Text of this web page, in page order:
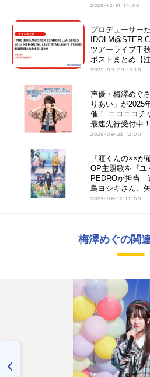
2025-12-31 14:00
プロデューサー
IDOLM@STER
ツアーライブ千
ポストまとめ【
2025-09-08 13:10
声優・梅澤めぐ
りあい」が2025
催！ ニコニコチ
最速先行受付中！
2025-08-23 12:00
『渡くんの××
OP主題歌を『ユ
PEDROが担当
島ヨシキさん、
2025-06-12 17:00
梅澤めぐの関